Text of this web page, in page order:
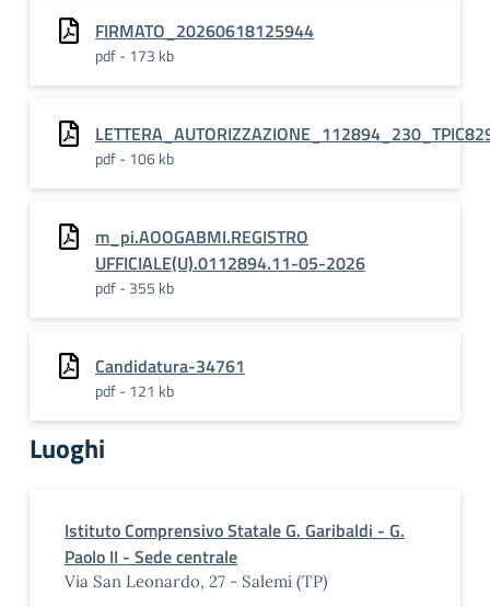
FIRMATO_20260618125944
pdf - 173 kb
pdf - 106 kb
m_pi.AOOGABMI.REGISTRO
UFFICIALE(U).0112894.11-05-2026
pdf - 355 kb
Candidatura-34761
pdf - 121 kb
Luoghi
Istituto Comprensivo Statale G. Garibaldi - G.
Paolo II - Sede centrale
Via San Leonardo, 27 - Salemi (TP)